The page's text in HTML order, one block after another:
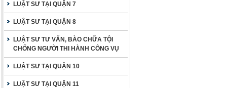
LUẬT SƯ TẠI QUẬN 7
LUẬT SƯ TẠI QUẬN 8
LUẬT SƯ TƯ VẤN, BÀO CHỮA TỘI
CHỐNG NGƯỜI THI HÀNH CÔNG VỤ
LUẬT SƯ TẠI QUẬN 10
LUẬT SƯ TẠI QUẬN 11